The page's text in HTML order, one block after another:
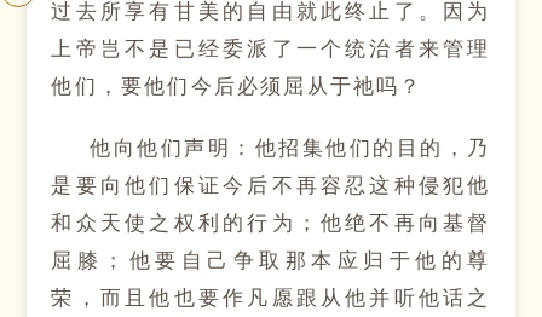
过去所享有甘美的自由就此终止了。因为
上帝岂不是已经委派了一个统治者来管理
他们，要他们今后必须屈从于祂吗？
他向他们声明：他招集他们的目的，乃
是要向他们保证今后不再容忍这种侵犯他
和众天使之权利的行为；他绝不再向基督
屈膝；他要自己争取那本应归于他的尊
荣，而且他也要作凡愿跟从他并听他话之